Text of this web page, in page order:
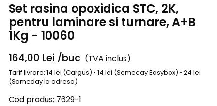
Set rasina opoxidica STC, 2K,
pentru laminare si turnare, A+B
1Kg - 10060
164,00 Lei /buc (TVA inclus)
Tarif livrare: 14 lei (Cargus) • 14 lei (Sameday Easybox) • 24 lei
(Sameday la adresa)
Cod produs: 7629-1